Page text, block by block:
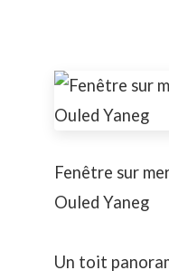
Fenêtre sur
Ouled Yaneg
Un toit